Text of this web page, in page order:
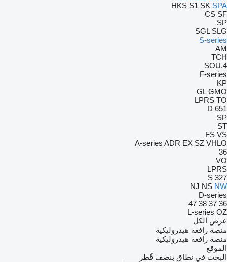
HKS S1 SK SPA
CS SF
SP
SGL SLG
S-series
AM
TCH
4.SOU
F-series
KP
GL GMO
LPRS TO
D 651
SP
ST
FS VS
A-series ADR EX SZ VHLO
36
VO
LPRS
S 327
NJ NS NW
D-series
36
37
38
47
L-series OZ
عرض الكل
منصة رافعة هيدروليكية
منصة رافعة هيدروليكية
الموقع
البحث في نطاق بنصف قُطر